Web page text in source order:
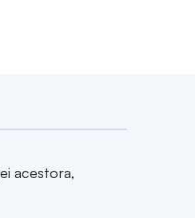
acestora,